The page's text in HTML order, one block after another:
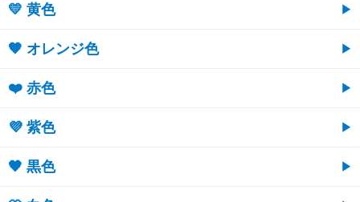
💛 黄色
🧡 オレンジ色
❤️ 赤色
💜 紫色
🖤 黒色